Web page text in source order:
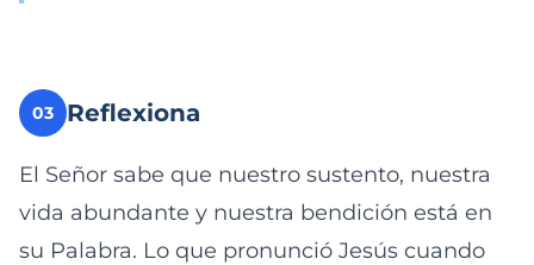
03 Reflexiona
El Señor sabe que nuestro sustento, nuestra
vida abundante y nuestra bendición está en
su Palabra. Lo que pronunció Jesús cuando